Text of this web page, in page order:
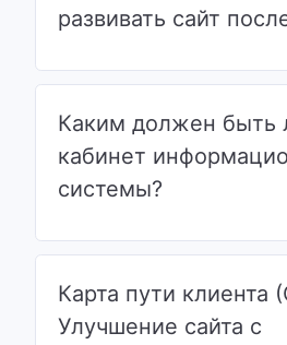
развивать сайт
Каким должен быть
кабинет
системы?
Карта пути клиента
Улучшение сайта с